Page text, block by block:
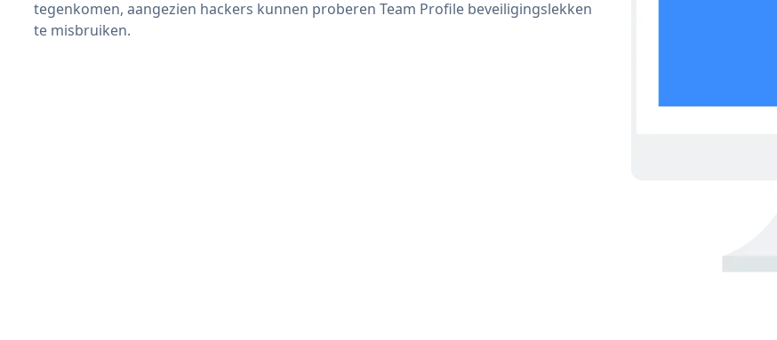
tegenkomen, aangezien hackers kunnen proberen Team Profile beveiligingslekken
te misbruiken.